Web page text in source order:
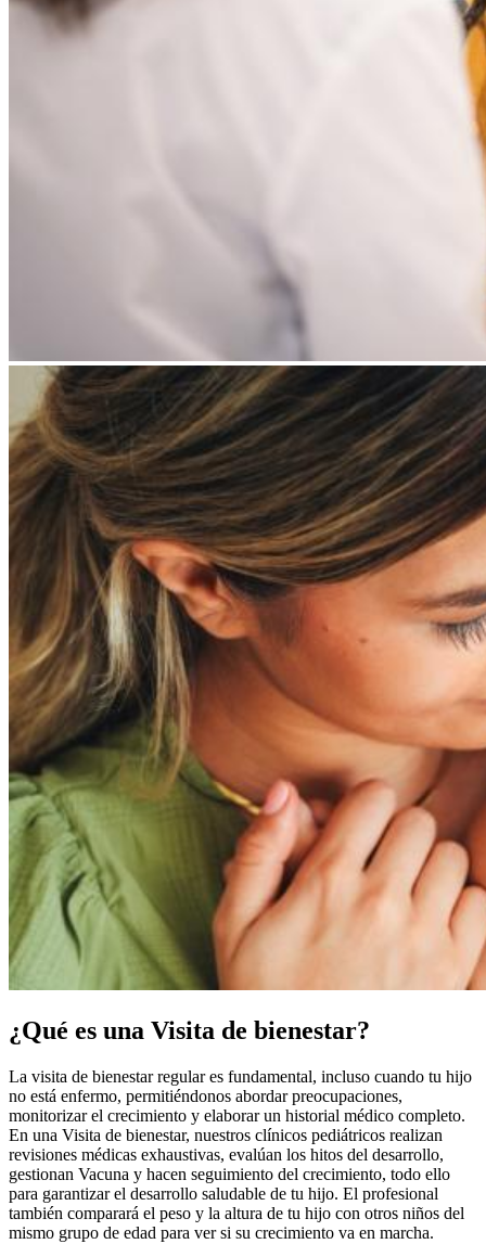
¿Qué es una Visita de bienestar?
La visita de bienestar regular es fundamental, incluso cuando tu hijo
no está enfermo, permitiéndonos abordar preocupaciones,
monitorizar el crecimiento y elaborar un historial médico completo.
En una Visita de bienestar, nuestros clínicos pediátricos realizan
revisiones médicas exhaustivas, evalúan los hitos del desarrollo,
gestionan Vacuna y hacen seguimiento del crecimiento, todo ello
para garantizar el desarrollo saludable de tu hijo. El profesional
también comparará el peso y la altura de tu hijo con otros niños del
mismo grupo de edad para ver si su crecimiento va en marcha.